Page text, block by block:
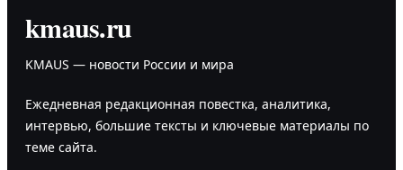
kmaus.ru
KMAUS — новости России и мира
Ежедневная редакционная повестка, аналитика,
интервью, большие тексты и ключевые материалы по
теме сайта.